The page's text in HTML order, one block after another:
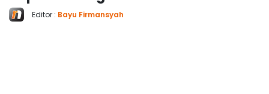
Editor : Bayu Firmansyah